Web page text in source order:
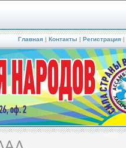
Главная | Контакты | Регистрация |